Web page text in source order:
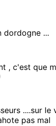
dordogne ...
, c'est que
....sur le
pas mal